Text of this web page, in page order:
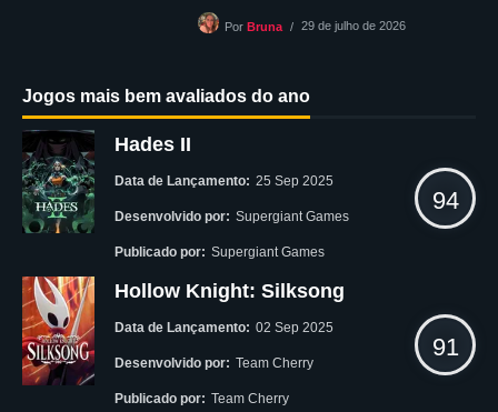
Por Bruna 29 de julho de 2026
Jogos mais bem avaliados do ano
Hades II
Data de Lançamento: 25 Sep 2025
Desenvolvido por: Supergiant Games
Publicado por: Supergiant Games
94
Hollow Knight: Silksong
Data de Lançamento: 02 Sep 2025
Desenvolvido por: Team Cherry
Publicado por: Team Cherry
91